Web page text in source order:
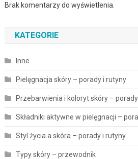
Brak komentarzy do wyświetlenia.
KATEGORIE
Inne
Pielęgnacja skóry – porady i rutyny
Przebarwienia i koloryt skóry –
Składniki aktywne w pielęgnacji –
Styl życia a skóra – porady i rutyny
Typy skóry – przewodnik